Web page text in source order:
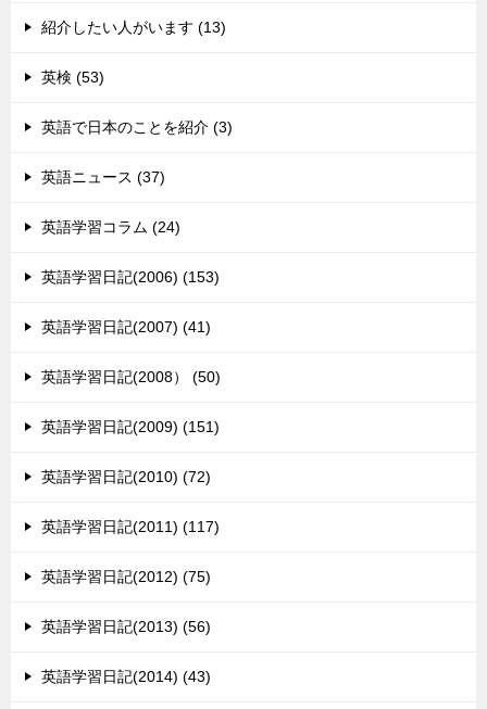
紹介したい人がいます (13)
英検 (53)
英語で日本のことを紹介 (3)
英語ニュース (37)
英語学習コラム (24)
英語学習日記(2006) (153)
英語学習日記(2007) (41)
英語学習日記(2008） (50)
英語学習日記(2009) (151)
英語学習日記(2010) (72)
英語学習日記(2011) (117)
英語学習日記(2012) (75)
英語学習日記(2013) (56)
英語学習日記(2014) (43)